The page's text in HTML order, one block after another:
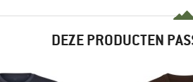
DEZE PRODUCTEN